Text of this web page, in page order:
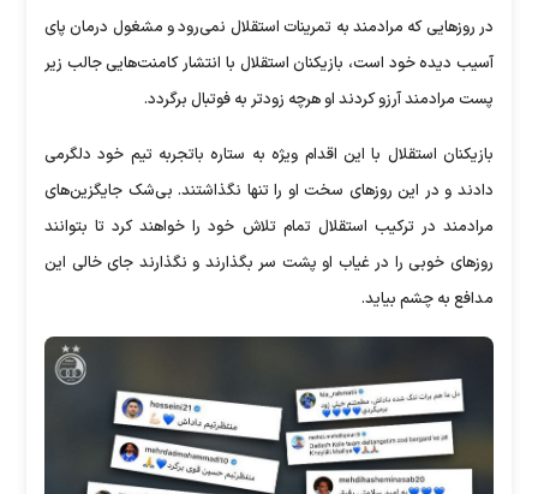
در روز‌هایی که مرادمند به تمرینات استقلال نمی‌رود و مشغول درمان پای
آسیب دیده خود است، بازیکنان استقلال با انتشار کامنت‌هایی جالب زیر
پست مرادمند آرزو کردند او هرچه زودتر به فوتبال برگردد.
بازیکنان استقلال با این اقدام ویژه به ستاره باتجربه تیم خود دلگرمی
دادند و در این روز‌های سخت او را تنها نگذاشتند. بی‌شک جایگزین‌های
مرادمند در ترکیب استقلال تمام تلاش خود را خواهند کرد تا بتوانند
روز‌های خوبی را در غیاب او پشت سر بگذارند و نگذارند جای خالی این
مدافع به چشم بیاید.